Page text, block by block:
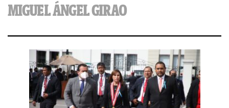
MIGUEL ÁNGEL GIRAO